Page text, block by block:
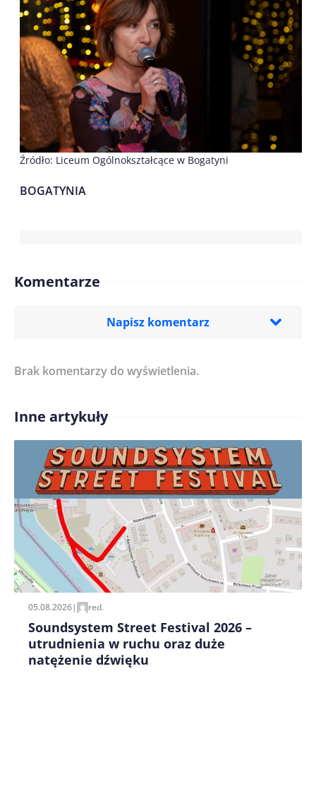
Źródło: Liceum Ogólnokształcące w Bogatyni
BOGATYNIA
Komentarze
Napisz komentarz
Treść komentarza*
Imię/ Nick*
Zapamiętaj moje dane w tej przeglądarce podczas
pisania kolejnych komentarzy.
Brak komentarzy do wyświetlenia.
Inne artykuły
05.08.2026| red.
Soundsystem Street Festival 2026 –
utrudnienia w ruchu oraz duże
natężenie dźwięku